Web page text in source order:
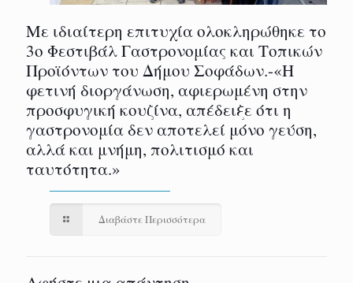
Με ιδιαίτερη επιτυχία ολοκληρώθηκε το
3ο Φεστιβάλ Γαστρονομίας και Τοπικών
Προϊόντων του Δήμου Σοφάδων.-«Η
φετινή διοργάνωση, αφιερωμένη στην
προσφυγική κουζίνα, απέδειξε ότι η
γαστρονομία δεν αποτελεί μόνο γεύση,
αλλά και μνήμη, πολιτισμό και
ταυτότητα.»
Διαβάστε Περισσότερα